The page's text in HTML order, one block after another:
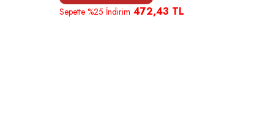
Sepette %25 İndirim 472,43 TL